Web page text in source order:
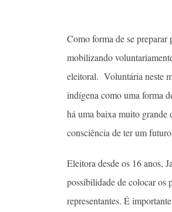
Como forma de se preparar
mobilizando
eleitoral. Voluntária neste
indígena como uma forma
há uma baixa muito grande
consciência de ter um
Eleitora desde os 16 anos,
possibilidade de colocar os
representantes. É